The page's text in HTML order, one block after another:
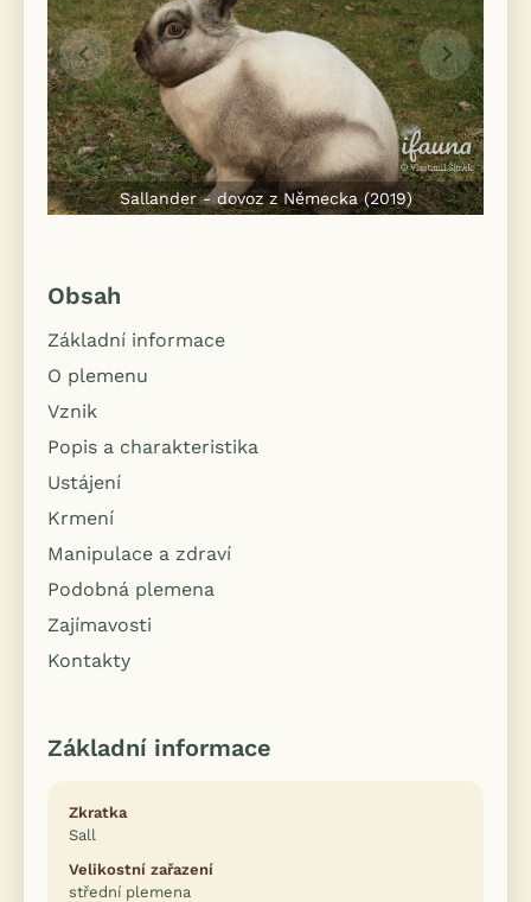
Sallander - dovoz z Německa (2019)
Obsah
Základní informace
O plemenu
Vznik
Popis a charakteristika
Ustájení
Krmení
Manipulace a zdraví
Podobná plemena
Zajímavosti
Kontakty
Základní informace
Zkratka
Sall
Velikostní zařazení
střední plemena